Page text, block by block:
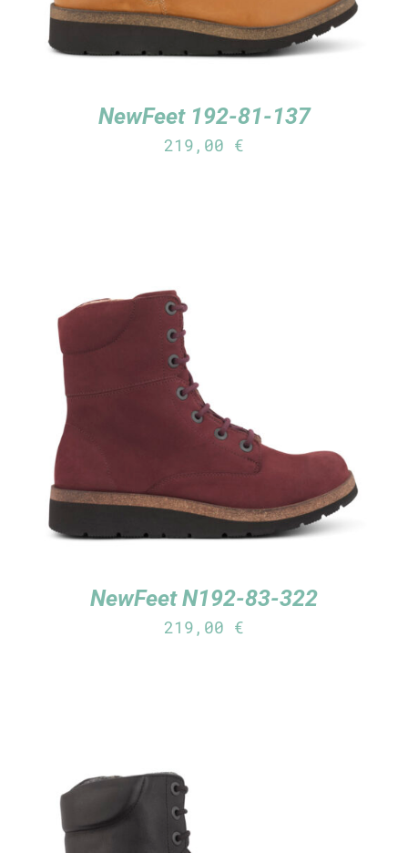
NewFeet 192-81-137
219,00 €
TUTUSTU TUOTTEESEEN
NewFeet N192-83-322
219,00 €